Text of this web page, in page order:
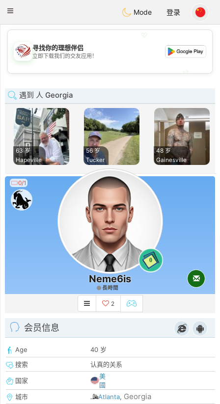
Dating
Toggle
Mode 登录
💖
💕
寻找你的理想伴侣
立即下载我们的交友应用！
遇到 人 Georgia
63 岁
Hapeville
56 岁
Tucker
48 岁
Gainesville
0/1
0
Neme6is
長時間
2
会员信息
Age
40 岁
搜索
认真的关系
国家
美
國
城市
Atlanta, Georgia